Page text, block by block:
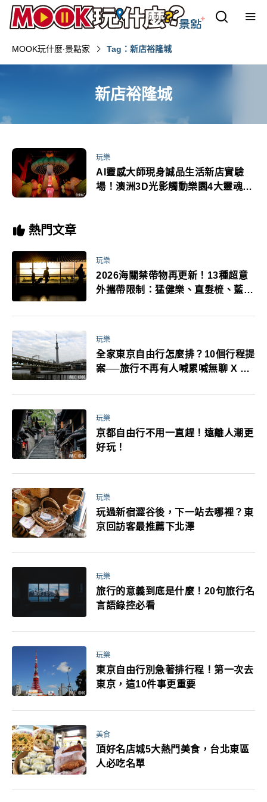
MOOK玩什麼‧景點家 Tag：新店裕隆城
新店裕隆城
玩樂
AI靈感大師現身誠品生活新店實驗
場！澳洲3D光影觸動樂園4大靈魂角
熱門文章
玩樂
2026海關禁帶物再更新！13種超意
外攜帶限制：猛健樂、直髮梳、藍牙
萬！注意事項一次看！
玩樂
全家東京自由行怎麼排？10個行程提
案──旅行不再有人喊累喊無聊 X 爸
玩樂
京都自由行不用一直趕！遠離人潮更
好玩！
玩樂
玩過新宿澀谷後，下一站去哪裡？東
京回訪客最推薦下北澤
玩樂
旅行的意義到底是什麼！20句旅行名
言語錄控必看
玩樂
東京自由行別急著排行程！第一次去
東京，這10件事更重要
美食
頂好名店城5大熱門美食，台北東區
人必吃名單